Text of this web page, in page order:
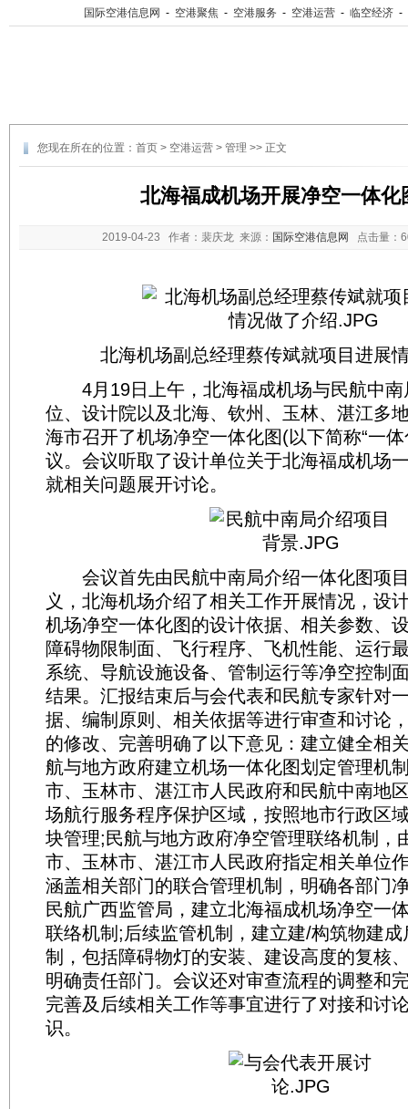
国际空港信息网 - 空港聚焦 - 空港服务 - 空港运营 - 临空经济 -
您现在所在的位置： 首页 > 空港运营 > 管理 >> 正文
北海福成机场开展净空一体化
2019-04-23 作者：裴庆龙 来源： 国际空港信息网 点击量：
北海机场副总经理蔡传斌就项目进展
4月19日上午，北海福成机场与民航中南
位、设计院以及北海、钦州、玉林、湛江多
海市召开了机场净空一体化图(以下简称“一
议。会议听取了设计单位关于北海福成机场
就相关问题展开讨论。
会议首先由民航中南局介绍一体化图项
义，北海机场介绍了相关工作开展情况，设
机场净空一体化图的设计依据、相关参数、
障碍物限制面、飞行程序、飞机性能、运行
系统、导航设施设备、管制运行等净空控制
结果。汇报结束后与会代表和民航专家针对
据、编制原则、相关依据等进行审查和讨论
的修改、完善明确了以下意见：建立健全相
航与地方政府建立机场一体化图划定管理机
市、玉林市、湛江市人民政府和民航中南地
场航行服务程序保护区域，按照地市行政区
块管理;民航与地方政府净空管理联络机制，
市、玉林市、湛江市人民政府指定相关单位
涵盖相关部门的联合管理机制，明确各部门
民航广西监管局，建立北海福成机场净空一
联络机制;后续监管机制，建立建/构筑物建
制，包括障碍物灯的安装、建设高度的复核
明确责任部门。会议还对审查流程的调整和
完善及后续相关工作等事宜进行了对接和讨
识。